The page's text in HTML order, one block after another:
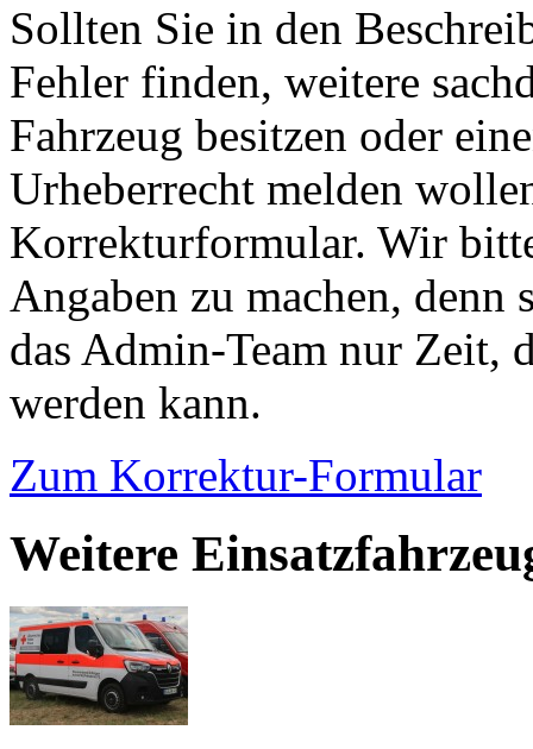
Sollten Sie in den
Fehler finden, weitere
Fahrzeug besitzen oder
Urheberrecht melden
Korrekturformular. Wir
Angaben zu machen,
das Admin-Team nur Zeit,
werden kann.
Zum Korrektur-Formular
Weitere